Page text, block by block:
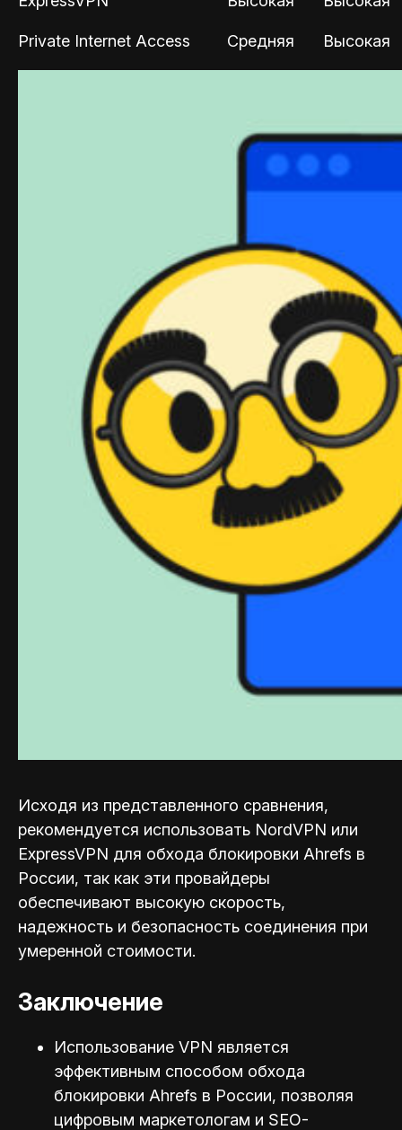
Private Internet Access Средняя Высокая
Исходя из представленного сравнения,
рекомендуется использовать NordVPN или
ExpressVPN для обхода блокировки Ahrefs в
России, так как эти провайдеры
обеспечивают высокую скорость,
надежность и безопасность соединения при
умеренной стоимости.
Заключение
Использование VPN является
эффективным способом обхода
блокировки Ahrefs в России, позволяя
цифровым маркетологам и SEO-